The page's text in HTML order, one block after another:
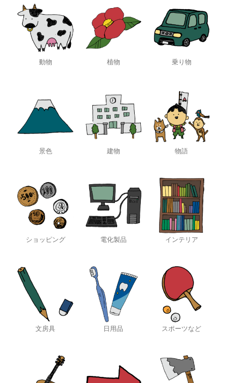
動物 植物 乗り物
景色 建物 物語
ショッピング 電化製品 インテリア
文房具 日用品 スポーツなど